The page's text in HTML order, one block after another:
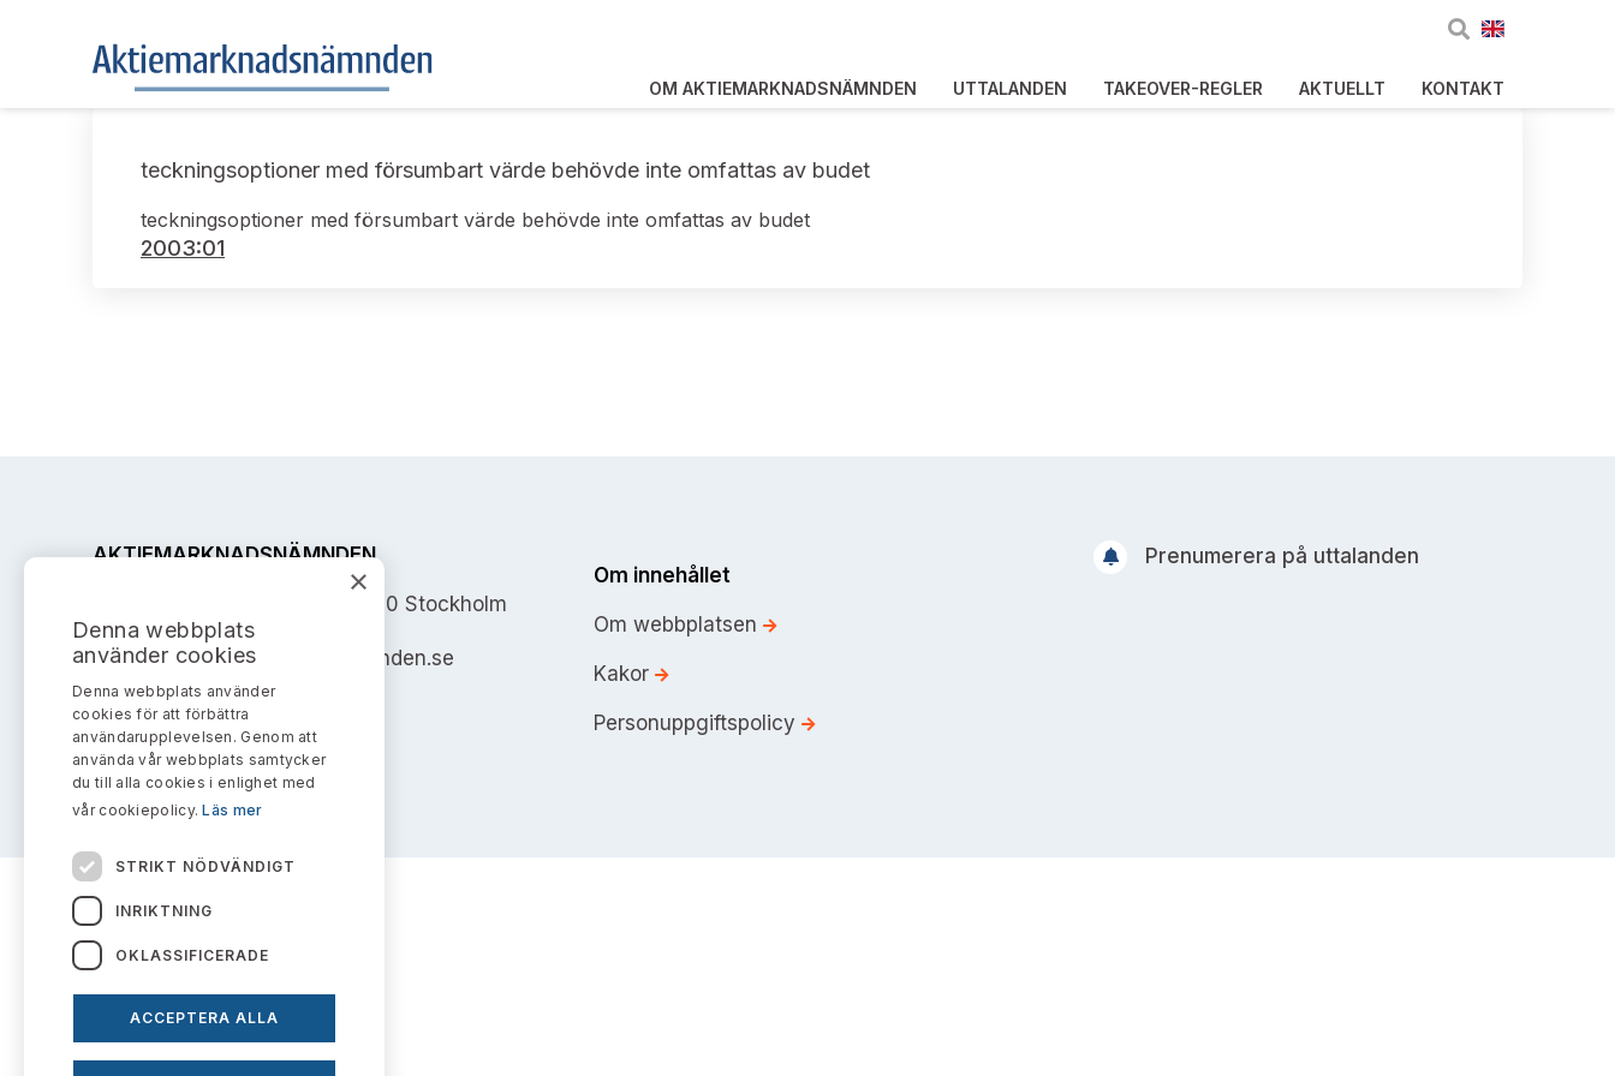
OM AKTIEMARKNADSNÄMNDEN UTTALANDEN TAKEOVER-REGLER AKTUELLT KONTAKT
teckningsoptioner med försumbart värde behövde inte omfattas av budet
teckningsoptioner med försumbart värde behövde inte omfattas av budet
2003:01
AKTIEMARKNADSNÄMNDEN
Address: Box 7354, 103 90 Stockholm
info@aktiemarknadsnamnden.se
Om innehållet
Om webbplatsen
Kakor
Personuppgiftspolicy
Prenumerera på uttalanden
×
Denna webbplats
använder cookies
Denna webbplats använder
cookies för att förbättra
användarupplevelsen. Genom att
använda vår webbplats samtycker
du till alla cookies i enlighet med
vår cookiepolicy.Läs mer
STRIKT NÖDVÄNDIGT
INRIKTNING
OKLASSIFICERADE
ACCEPTERA ALLA